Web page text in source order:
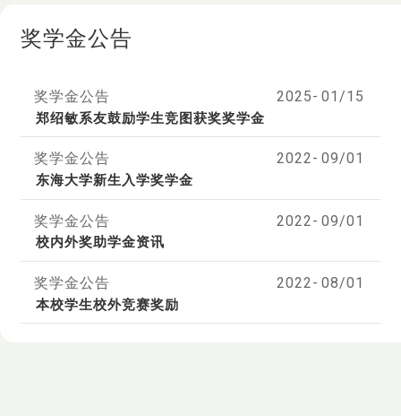
奖学金公告
奖学金公告
郑绍敏系友鼓励学生竞图获奖奖学金
2025- 01/15
奖学金公告
东海大学新生入学奖学金
2022- 09/01
奖学金公告
校内外奖助学金资讯
2022- 09/01
奖学金公告
本校学生校外竞赛奖励
2022- 08/01